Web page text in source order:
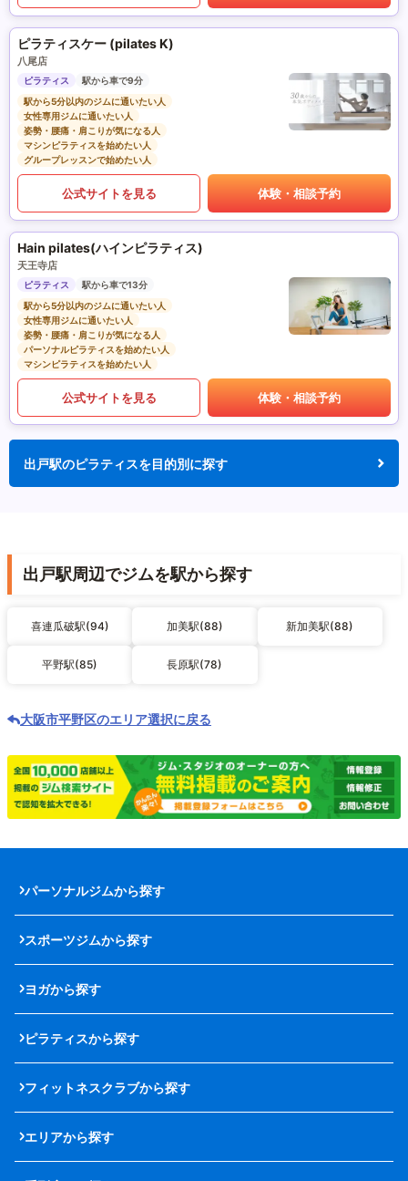
ピラティスケー (pilates K)
八尾店
ピラティス
駅から車で9分
駅から5分以内のジムに通いたい人
女性専用ジムに通いたい人
姿勢・腰痛・肩こりが気になる人
マシンピラティスを始めたい人
グループレッスンで始めたい人
公式サイトを見る 体験・相談予約
Hain pilates(ハインピラティス)
天王寺店
ピラティス
駅から車で13分
駅から5分以内のジムに通いたい人
女性専用ジムに通いたい人
姿勢・腰痛・肩こりが気になる人
パーソナルピラティスを始めたい人
マシンピラティスを始めたい人
公式サイトを見る 体験・相談予約
出戸駅のピラティスを目的別に探す
出戸駅周辺でジムを駅から探す
喜連瓜破駅(94) 加美駅(88) 新加美駅(88)
平野駅(85) 長原駅(78)
大阪市平野区のエリア選択に戻る
パーソナルジムから探す
スポーツジムから探す
ヨガから探す
ピラティスから探す
フィットネスクラブから探す
エリアから探す